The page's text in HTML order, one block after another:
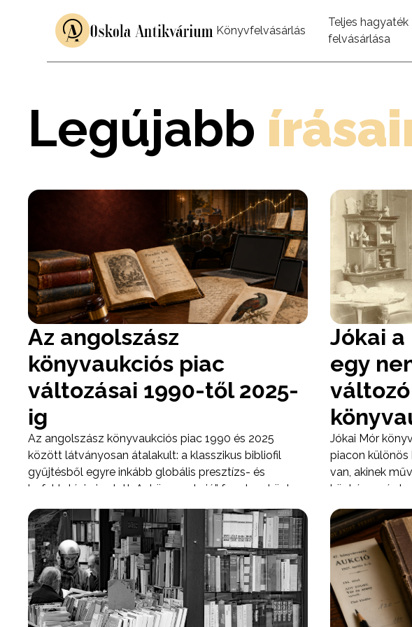
Könyvfelvásárlás
Teljes hagyaték
felvásárlása
Legújabb
Az angolszász
könyvaukciós piac
változásai 1990-től 2025-
ig
Az angolszász könyvaukciós piac 1990 és 2025
között látványosan átalakult: a klasszikus bibliofil
gyűjtésből egyre inkább globális presztízs- és
befektetési piac lett. A „könyvaukció” fogalma közben
jelentősen kitágult. A nagy londoni és New York-i
házak – mindenekelőtt a Sotheby’s és a Christie’s – ma
már nemcsak nyomtatott könyveket árvereznek,
hanem kéziratokat, térképeket, leveleket,
archívumokat, történelmi dokumentumokat,
tudományos és irodalmi relikviákat is. A Christie’s saját
meghatározása szerint a kategória a nyomtatott
könyvektől a térképeken, középkori kéziratokon és
Jókai
egy
Jókai Mór
piacon
van, akinek
közkézen, és
biztosan
fogalmát.
sosem pusztán
napjainkig
életművön
gyakori,
teljes
példány, egy